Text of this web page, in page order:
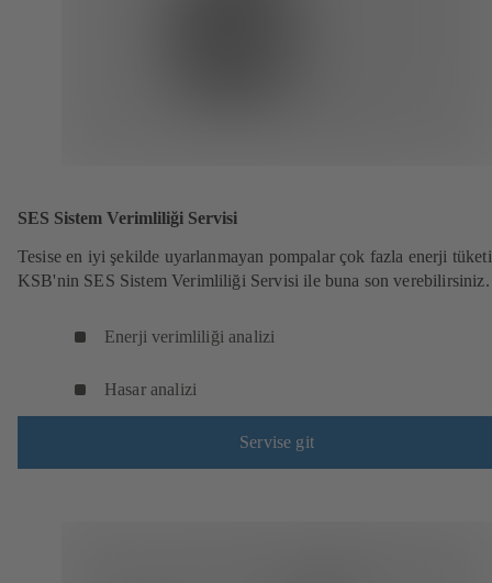
SES Sistem Verimliliği Servisi
Tesise en iyi şekilde uyarlanmayan pompalar çok fazla enerji
KSB'nin SES Sistem Verimliliği Servisi ile buna son verebilirsiniz.
Enerji verimliliği analizi
Hasar analizi
Servise git